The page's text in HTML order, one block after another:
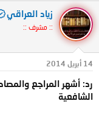
6
.طبقات الفقهاء
الباز، دار الوفاء بمصر -الطبعة
7. طبقات الفقهاء،
إسحاق، دار القلم -
زياد العراقي
:: مشرف ::
14 أبريل 2014
رد: أشهر المراجع
الشافعية